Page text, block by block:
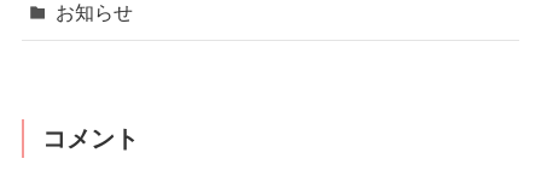
お知らせ
コメント